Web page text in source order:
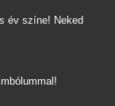
év színe! Neked